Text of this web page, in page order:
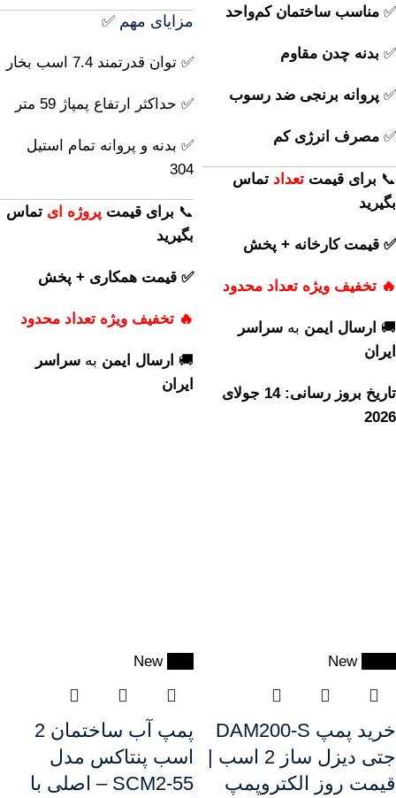
✅ مناسب ساختمان کم‌واحد
✅ بدنه چدن مقاوم
✅ پروانه برنجی ضد رسوب
✅ مصرف انرژی کم
📞 برای قیمت تعداد تماس
بگیرید
✅ قیمت کارخانه + پخش
🔥 تخفیف ویژه تعداد محدود
🚚 ارسال ایمن به سراسر
ایران
تاریخ بروز رسانی: 14 جولای
2026
مزایای مهم ✅
✅ توان قدرتمند 7.4 اسب بخار
✅ حداکثر ارتفاع پمپاژ 59 متر
✅ بدنه و پروانه تمام استیل
304
📞 برای قیمت پروژه ای تماس
بگیرید
✅ قیمت همکاری + پخش
🔥 تخفیف ویژه تعداد محدود
🚚 ارسال ایمن به سراسر
ایران
New
خرید پمپ DAM200-S
جتی دیزل ساز 2 اسب |
قیمت روز الکتروپمپ
New
پمپ آب ساختمان 2
اسب پنتاکس مدل
SCM2‑55 – اصلی با